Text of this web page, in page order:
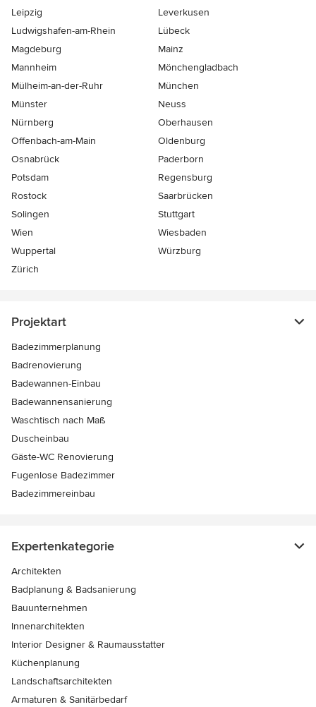
Leipzig
Leverkusen
Ludwigshafen-am-Rhein
Lübeck
Magdeburg
Mainz
Mannheim
Mönchen­gladbach
Mülheim-an-der-Ruhr
München
Münster
Neuss
Nürnberg
Oberhausen
Offenbach-am-Main
Oldenburg
Osnabrück
Paderborn
Potsdam
Regensburg
Rostock
Saarbrücken
Solingen
Stuttgart
Wien
Wiesbaden
Wuppertal
Würzburg
Zürich
Projektart
Badezimmerplanung
Badrenovierung
Badewannen-Einbau
Badewannensanierung
Waschtisch nach Maß
Duscheinbau
Gäste-WC Renovierung
Fugenlose Badezimmer
Badezimmereinbau
Expertenkategorie
Architekten
Badplanung & Badsanierung
Bauunternehmen
Innenarchitekten
Interior Designer & Raumausstatter
Küchenplanung
Landschaftsarchitekten
Armaturen & Sanitärbedarf